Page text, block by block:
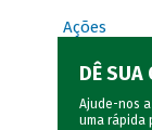
Ações
DÊ SUA
Ajude-nos
uma rápida